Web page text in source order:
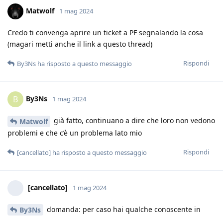
Matwolf 1 mag 2024
Credo ti convenga aprire un ticket a PF segnalando la cosa
(magari metti anche il link a questo thread)
Rispondi
By3Ns ha risposto a questo messaggio
B By3Ns 1 mag 2024
Matwolf
già fatto, continuano a dire che loro non vedono
problemi e che c’è un problema lato mio
Rispondi
[cancellato] ha risposto a questo messaggio
[cancellato] 1 mag 2024
By3Ns
domanda: per caso hai qualche conoscente in